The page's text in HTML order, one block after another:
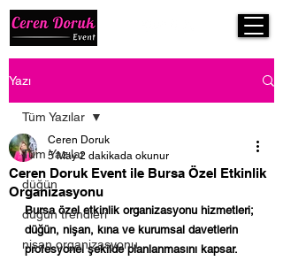
Yazı
Tüm Yazılar
düğün
düğün trendleri
nişan organizasyonu
Tüm Yazılar
Ceren Doruk Event ile Bursa Özel Etkinlik
Organizasyonu
Ceren Doruk
5 May 2 dakikada okunur
Bursa özel etkinlik organizasyonu hizmetleri;
düğün, nişan, kına ve kurumsal davetlerin
profesyonel şekilde planlanmasını kapsar.